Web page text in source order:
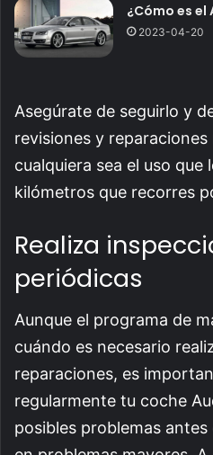
¿Cómo es el
2023-04-20
Asegúrate de seguirlo y
revisiones y
cualquiera sea el uso que
kilómetros que recorres
Realiza
periódicas
Aunque el programa de
cuándo es necesario
reparaciones, es
regularmente tu coche
posibles problemas